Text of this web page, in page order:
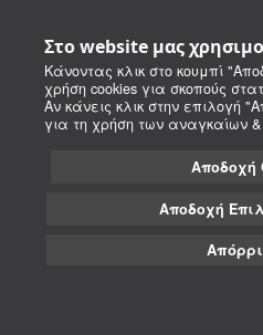
Στο website μας
Κάνοντας κλικ στο κουμπί
χρήση cookies για σκοπούς
Αν κάνεις κλικ στην επιλογή
για τη χρήση των αναγκαίων &
Αποδοχή
Αποδοχή